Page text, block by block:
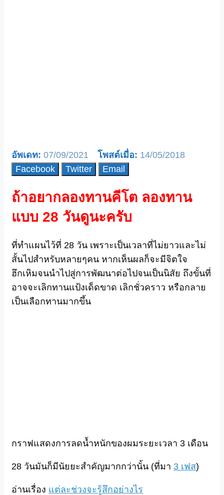
07/09/2021
14/05/2018
Facebook
Twitter Email
ถ้าอยากลองทานคีโต ลองทาน
แบบ 28 วันดูนะครับ
ที่ทำแผนไว้ที่ 28 วัน เพราะเป็นเวลาที่ไม่ยาวและไม่
สั้นไปสำหรับหลายๆคน หากเห็นผลก็จะมีจิตใจ
ฮึกเหิมจนนำไปสู่การพัฒนาต่อไปจนเป็นนิสัย ถึงขั้นที่
อาจจะเลิกทานแป้งเด็ดขาด เลิกชั่วคราว หรือกลาย
เป็นเลือกทานมากขึ้น
กราฟแสดงการลดน้ำหนักของผมระยะเวลา 3 เดือน
28 วันมันก็มีนัยยะสำคัญมากกว่านั้น (ที่มา 3 เฟส)
อ่านเรื่อง แต่ละช่วงจะรู้สึกอย่างไร